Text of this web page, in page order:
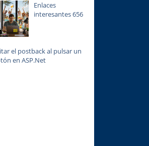
Enlaces
interesantes 656
el postback al pulsar un
en ASP.Net